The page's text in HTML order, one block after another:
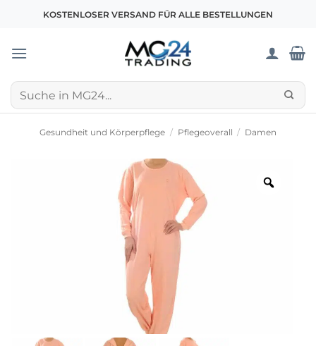
KOSTENLOSER VERSAND FÜR ALLE BESTELLUNGEN
Suchen
nach:
Gesundheit und Körperpflege / Pflegeoverall / Damen